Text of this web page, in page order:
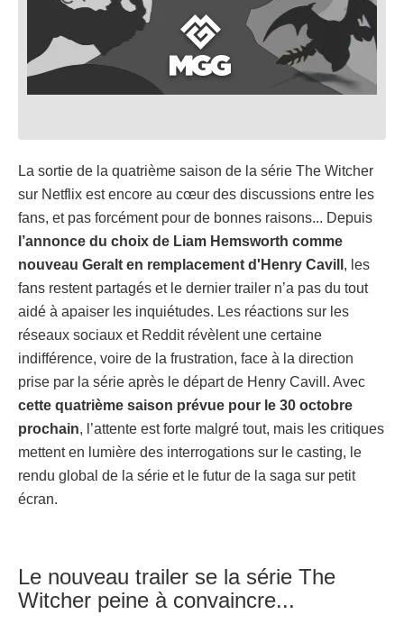
La sortie de la quatrième saison de la série The Witcher
sur Netflix est encore au cœur des discussions entre les
fans, et pas forcément pour de bonnes raisons... Depuis
l’annonce du choix de Liam Hemsworth comme
nouveau Geralt en remplacement d'Henry Cavill , les
fans restent partagés et le dernier trailer n’a pas du tout
aidé à apaiser les inquiétudes. Les réactions sur les
réseaux sociaux et Reddit révèlent une certaine
indifférence, voire de la frustration, face à la direction
prise par la série après le départ de Henry Cavill. Avec
cette quatrième saison prévue pour le 30 octobre
prochain, l’attente est forte malgré tout, mais les critiques
mettent en lumière des interrogations sur le casting, le
rendu global de la série et le futur de la saga sur petit
écran.
Le nouveau trailer se la série The
Witcher peine à convaincre...